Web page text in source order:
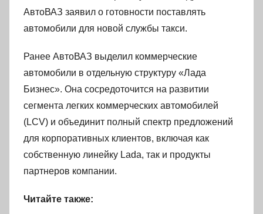
АвтоВАЗ заявил о готовности поставлять
автомобили для новой службы такси.
Ранее АвтоВАЗ выделил коммерческие
автомобили в отдельную структуру «Лада
Бизнес». Она сосредоточится на развитии
сегмента легких коммерческих автомобилей
(LCV) и объединит полный спектр предложений
для корпоративных клиентов, включая как
собственную линейку Lada, так и продукты
партнеров компании.
Читайте также: